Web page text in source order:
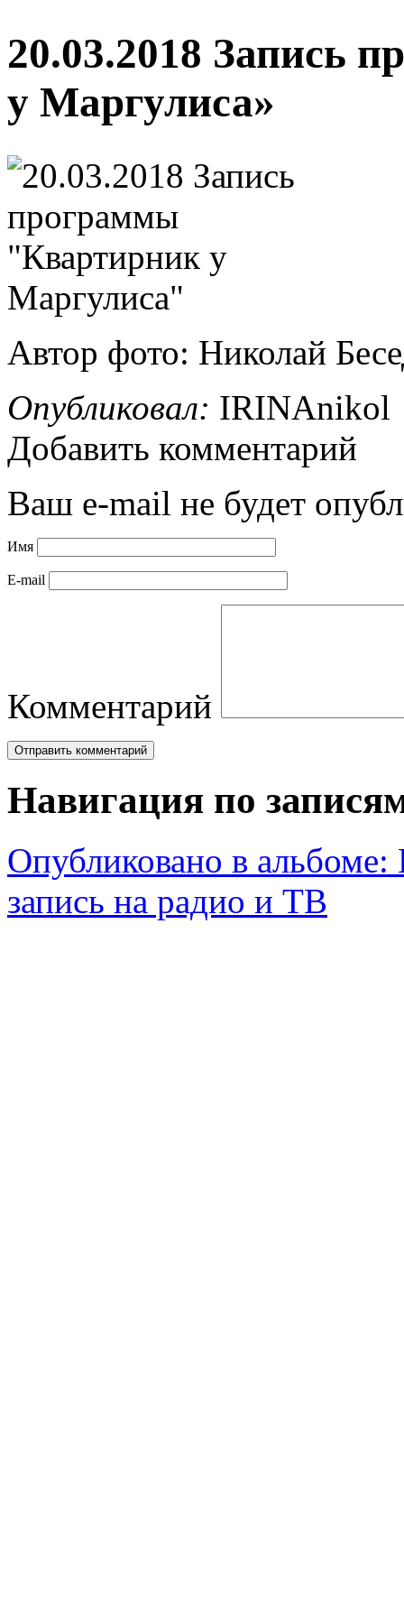
20.03.2018 Запись
у Маргулиса»
Автор фото: Николай
Опубликовал: IRINAnikol
Добавить комментарий
Ваш e-mail не будет
Имя
E-mail
Комментарий
Навигация по
Опубликовано в альбоме:
запись на радио и ТВ